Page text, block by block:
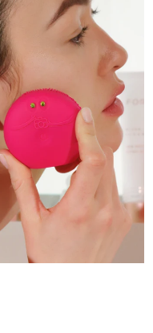
预计送达日期 8/15/26
8/12/26
预计送达日期 8/10/26
预计送达日期 8/10/26
预计送达日期 8/11/26
预计送达日期 8/10/26
预计送达日期 8/10/26